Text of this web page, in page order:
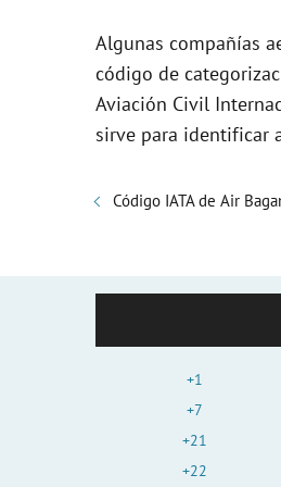
Algunas compañías
código de
Aviación Civil
sirve para identificar
Código IATA de Air
+1
+7
+21
+22